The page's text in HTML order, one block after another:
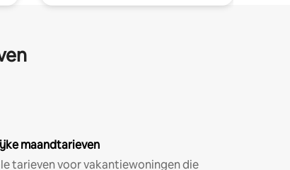
maandtarieven
tarieven voor vakantiewoningen die